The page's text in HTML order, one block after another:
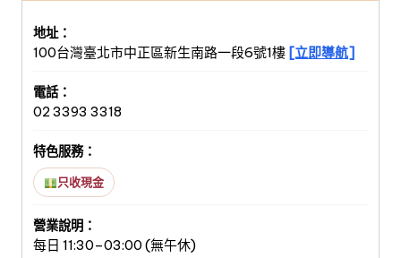
地址：
100台灣臺北市中正區新生南路一段6號1樓 [立即導航]
電話：
02 3393 3318
特色服務：
只收現金
營業說明：
每日 11:30–03:00 (無午休)